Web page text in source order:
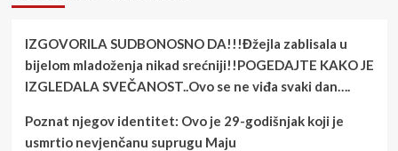
IZGOVORILA SUDBONOSNO DA!!!Đžejla zablisala u
bijelom mladoženja nikad srećniji!!POGEDAJTE KAKO JE
IZGLEDALA SVEČANOST..Ovo se ne viđa svaki dan….
Poznat njegov identitet: Ovo je 29-godišnjak koji je
usmrtio nevjenčanu suprugu Maju